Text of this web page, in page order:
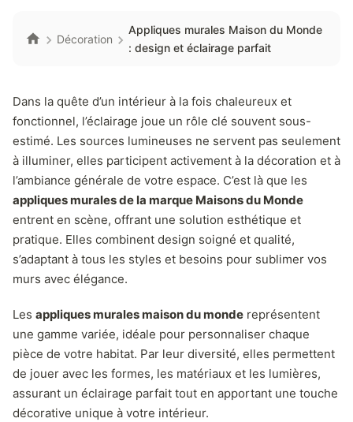
Décoration
Appliques murales Maison du Monde
: design et éclairage parfait
Dans la quête d’un intérieur à la fois chaleureux et
fonctionnel, l’éclairage joue un rôle clé souvent sous-
estimé. Les sources lumineuses ne servent pas seulement
à illuminer, elles participent activement à la décoration et à
l’ambiance générale de votre espace. C’est là que les
appliques murales de la marque Maisons du Monde
entrent en scène, offrant une solution esthétique et
pratique. Elles combinent design soigné et qualité,
s’adaptant à tous les styles et besoins pour sublimer vos
murs avec élégance.
Les appliques murales maison du monde représentent
une gamme variée, idéale pour personnaliser chaque
pièce de votre habitat. Par leur diversité, elles permettent
de jouer avec les formes, les matériaux et les lumières,
assurant un éclairage parfait tout en apportant une touche
décorative unique à votre intérieur.